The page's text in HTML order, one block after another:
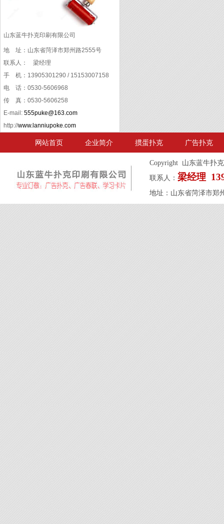
山东蓝牛扑克印刷有限公司
地 址：山东省菏泽市郑州路2555号
联系人：
梁经理
手 机：13905301290 / 15153007158
电 话：0530-5606968
传 真：0530-5606258
E-mail: 555puke@163.com
http://www.lanniupoke.com
网站首页 企业简介 掼蛋扑克 广告扑克
Copyright 山东蓝牛扑
联系人： 梁经理
地址：山东省菏泽市